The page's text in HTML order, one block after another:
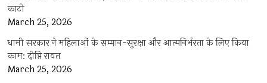
काटी
March 25, 2026
धामी सरकार ने महिलाओं के सम्मान-सुरक्षा और आत्मनिर्भरता के लिए किया
काम: दीप्ति रावत
March 25, 2026